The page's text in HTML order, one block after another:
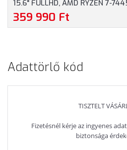
15.6" FULLHD, AMD RYZEN 7-
SSD, NVIDIA GEFORCE RTX 4050
BILLENTYŰZET, OPERÁCIÓS
359 990 Ft
Adattörlő kód
TISZTELT
Fizetésnél kérje az ingyenes
biztonsága